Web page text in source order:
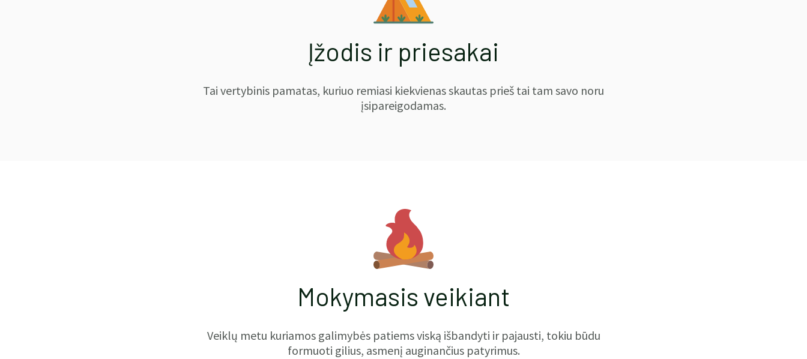
Įžodis ir priesakai
Tai vertybinis pamatas, kuriuo remiasi kiekvienas skautas prieš tai tam savo noru
įsipareigodamas.
Mokymasis veikiant
Veiklų metu kuriamos galimybės patiems viską išbandyti ir pajausti, tokiu būdu
formuoti gilius, asmenį auginančius patyrimus.